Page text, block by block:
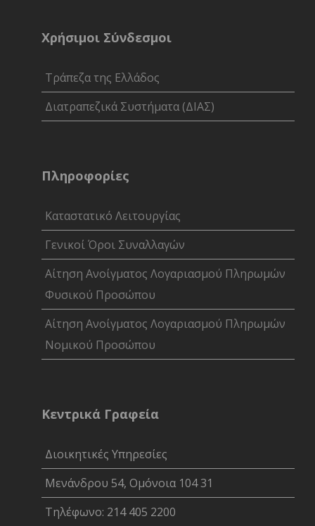
Χρήσιμοι Σύνδεσμοι
Τράπεζα της Ελλάδος
Διατραπεζικά Συστήματα (ΔΙΑΣ)
Πληροφορίες
Καταστατικό Λειτουργίας
Γενικοί Όροι Συναλλαγών
Αίτηση Ανοίγματος Λογαριασμού Πληρωμών
Φυσικού Προσώπου
Αίτηση Ανοίγματος Λογαριασμού Πληρωμών
Νομικού Προσώπου
Κεντρικά Γραφεία
Διοικητικές Υπηρεσίες
Μενάνδρου 54, Ομόνοια 104 31
Τηλέφωνο: 214 405 2200